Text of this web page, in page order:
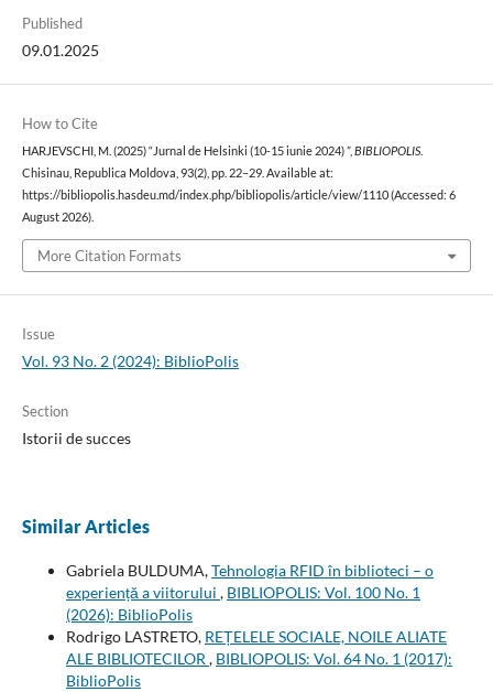
Published
09.01.2025
How to Cite
HARJEVSCHI, M. (2025) “Jurnal de Helsinki (10-15 iunie 2024) ”, BIBLIOPOLIS.
Chisinau, Republica Moldova, 93(2), pp. 22–29. Available at:
https://bibliopolis.hasdeu.md/index.php/bibliopolis/article/view/1110 (Accessed: 6
August 2026).
More Citation Formats
Issue
Vol. 93 No. 2 (2024): BiblioPolis
Section
Istorii de succes
Similar Articles
Gabriela BULDUMA,Tehnologia RFID în biblioteci – o
experiență a viitorului , BIBLIOPOLIS: Vol. 100 No. 1
(2026): BiblioPolis
Rodrigo LASTRETO, REȚELELE SOCIALE, NOILE ALIATE
ALE BIBLIOTECILOR , BIBLIOPOLIS: Vol. 64 No. 1 (2017):
BiblioPolis